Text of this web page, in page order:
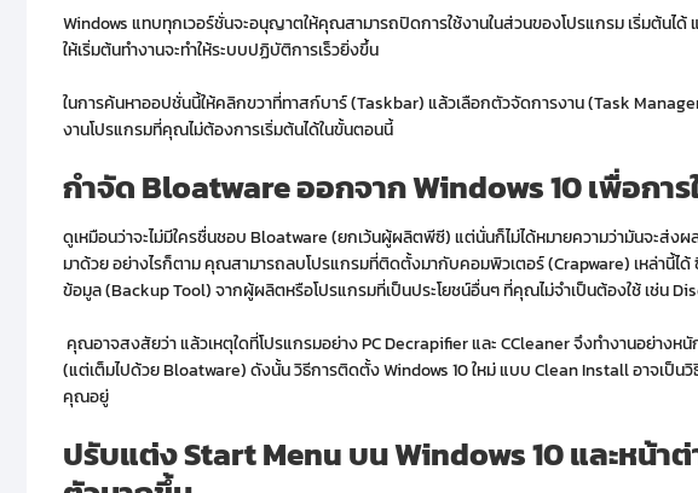
Windows แทบทุกเวอร์ชั่นจะอนุญาตให้คุณสามารถปิดการใช้งานในส่วนของโปรแกรม เริ่มต้นได้
ให้เริ่มต้นทำงานจะทำให้ระบบปฏิบัติการเร็วยิ่งขึ้น
ในการค้นหาออปชั่นนี้ให้คลิกขวาที่ทาสก์บาร์ (Taskbar) แล้วเลือกตัวจัดการงาน (Task
งานโปรแกรมที่คุณไม่ต้องการเริ่มต้นได้ในขั้นตอนนี้
กำจัดBloatwareออกจากWindows10 เพื่อกา
ดูเหมือนว่าจะไม่มีใครชื่นชอบ Bloatware (ยกเว้นผู้ผลิตพีซี) แต่นั่นก็ไม่ได้หมายความว่ามันจะ
มาด้วย อย่างไรก็ตาม คุณสามารถลบโปรแกรมที่ติดตั้งมากับคอมพิวเตอร์ (Crapware) เหล่านี้ไ
ข้อมูล (Backup Tool) จากผู้ผลิตหรือโปรแกรมที่เป็นประโยชน์อื่นๆ ที่คุณไม่จำเป็นต้องใช้ เช่น
คุณอาจสงสัยว่า แล้วเหตุใดที่โปรแกรมอย่าง PC Decrapifier และ CCleaner จึงทำงานอย่า
(แต่เต็มไปด้วย Bloatware) ดังนั้น วิธีการติดตั้ง Windows 10 ใหม่ แบบ Clean Install อาจเป็
คุณอยู่
ปรับแต่งStart Menu บน Windows 10 และหน้า